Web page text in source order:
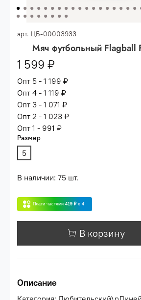
арт. ЦБ-00003933
Мяч футбольный
1 599 ₽
Опт 5 - 1 199 ₽
Опт 4 - 1 119 ₽
Опт 3 - 1 071 ₽
Опт 2 - 1 023 ₽
Опт 1 - 991 ₽
Размер
5
В наличии: 75 шт.
Плати частями 419 ₽ x 4
В корзину
Описание